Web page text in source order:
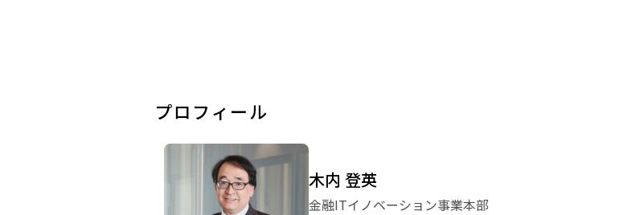
プロフィール
木内 登英
金融ITイノベーション事業本部